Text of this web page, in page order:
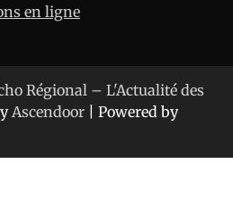
en ligne
Régional – L'Actualité des
Ascendoor | Powered by